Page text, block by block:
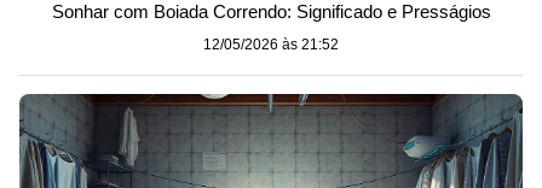
Sonhar com Boiada Correndo: Significado e Presságios
12/05/2026 às 21:52